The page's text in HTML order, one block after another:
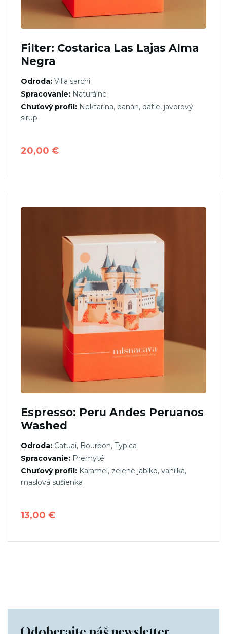
Filter: Costarica Las Lajas Alma
Negra
Odroda: Villa sarchi
Spracovanie: Naturálne
Chuťový profil: Nektarína, banán, datle, javorový
sirup
20,00 €
produkt
Espresso: Peru Andes Peruanos
Washed
Odroda: Catuai, Bourbon, Typica
Spracovanie: Premyté
Chuťový profil: Karamel, zelené jablko, vanilka,
maslová sušienka
13,00 €
Možnosti
môžete